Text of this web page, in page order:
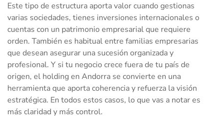
Este tipo de estructura aporta valor cuando gestionas
varias sociedades, tienes inversiones internacionales o
cuentas con un patrimonio empresarial que requiere
orden. También es habitual entre familias empresarias
que desean asegurar una sucesión organizada y
profesional. Y si tu negocio crece fuera de tu país de
origen, el holding en Andorra se convierte en una
herramienta que aporta coherencia y refuerza la visión
estratégica. En todos estos casos, lo que vas a notar es
más claridad y más control.